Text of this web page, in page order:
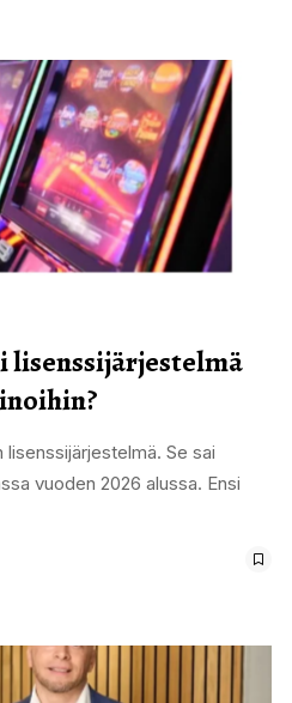
lisenssijärjestelmä
Se sai
vuoden 2026 alussa. Ensi